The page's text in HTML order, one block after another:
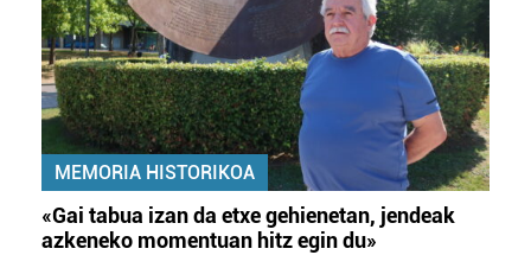
MEMORIA HISTORIKOA
«Gai tabua izan da etxe gehienetan, jendeak
azkeneko momentuan hitz egin du»